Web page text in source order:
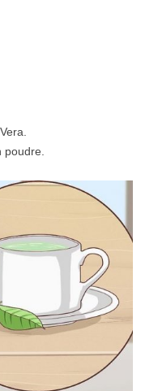
poudre.